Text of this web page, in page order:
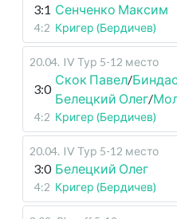
3:1 Сенченко Максим
4:2 Кригер (Бердичев)
20.04. IV Тур 5-12 место
3:0
Скок Павел/
Белецкий Олег/
4:2 Кригер (Бердичев)
20.04. IV Тур 5-12 место
3:0 Белецкий Олег
4:2 Кригер (Бердичев)